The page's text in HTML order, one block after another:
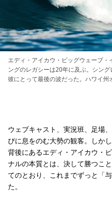
エディ・アイカウ・ビッグウェーブ
ングのレガシーは20年に及ぶ。シン
彼にとって最後の波だった。ハワイ
ウェブキャスト、実況班、足場
びに息をのむ大勢の観客。しか
背後にあるエディ・アイカウ・
ナルの本質とは、決して勝つこ
てのとおり、これまでずっと「
た。